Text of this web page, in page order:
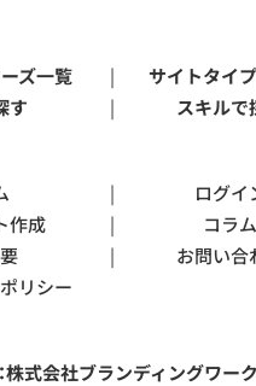
株式会社ブランディングワー
ズ一覧
サイトタイ
す
スキルで
ログイ
作成
コラム
お問い合
リシー